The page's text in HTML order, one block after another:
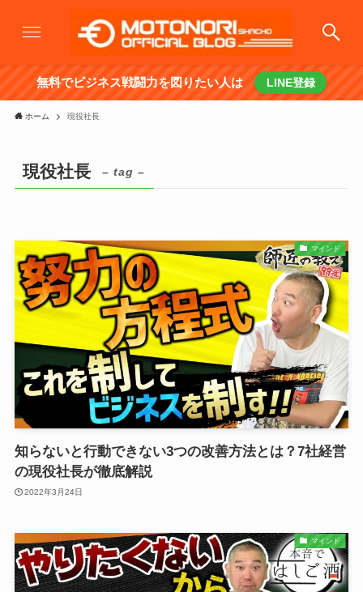
無料でビジネス戦闘力を図りたい人は LINE登録
ホーム 現役社長
現役社長 – tag –
マインド
知らないと行動できない3つの改善方法とは？7社経営
の現役社長が徹底解説
2022年3月24日
マインド